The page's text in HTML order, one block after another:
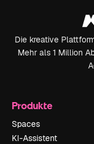
Die kreative
Mehr als 1 Million
Produkte
Spaces
KI-Assistent